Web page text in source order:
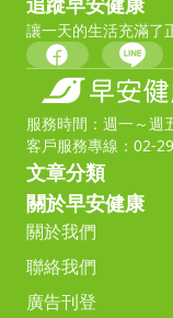
讓一天的生活充滿了
服務時間：週一～週
客戶服務專線：02-
文章分類
關於早安健康
關於我們
聯絡我們
廣告刊登